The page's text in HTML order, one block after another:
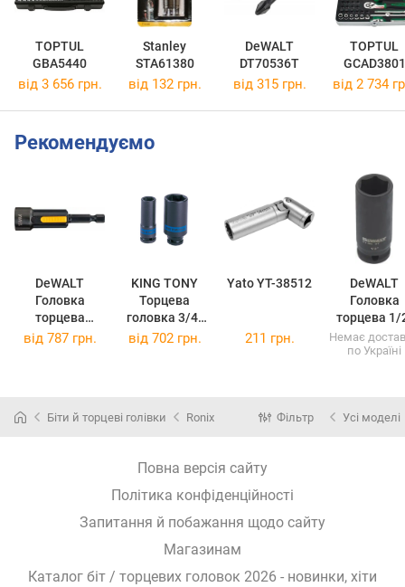
TOPTUL
GBA5440
Stanley
STA61380
DeWALT
DT70536T
TOPTUL
GCAD3801
від 3 656 грн. від 132 грн. від 315 грн. від 2 734
Рекомендуємо
DeWALT
Головка
торцева
магнітна
KING TONY
Торцева
головка 3/4"
41 мм
Yato YT-38512
DeWALT
Головка
торцева 1/
19 мм
від 787 грн. від 702 грн. 211 грн.
Немає
по Україні
Біти й торцеві голівки Ronix Фільтр Усі моделі
Повна версія сайту
Політика конфіденційності
Запитання й побажання щодо сайту
Магазинам
Каталог біт / торцевих головок 2026 - новинки, хіти